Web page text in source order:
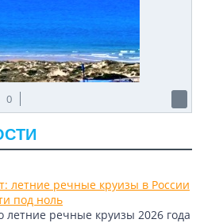
стриминг-сервис, позволяя
видов города в
бесплатно, не требует
программ. Вы
дорожными условиями и
реального времени.
7, давая вам возможность
из дома.
нашего
наблюдения за
очевидны: легкость
0
летние речные круизы в России
под ноль
летние речные круизы 2026 года